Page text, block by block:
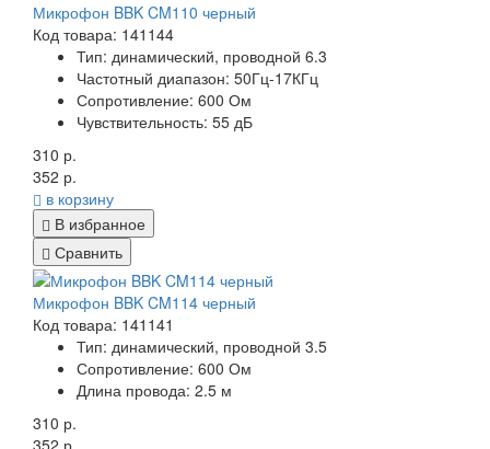
Микрофон BBK CM110 черный
Код товара: 141144
Тип: динамический, проводной 6.3
Частотный диапазон: 50Гц-17КГц
Сопротивление: 600 Ом
Чувствительность: 55 дБ
310 р.
352 р.
в корзину
В избранное
Сравнить
Микрофон BBK CM114 черный
Код товара: 141141
Тип: динамический, проводной 3.5
Сопротивление: 600 Ом
Длина провода: 2.5 м
310 р.
352 р.